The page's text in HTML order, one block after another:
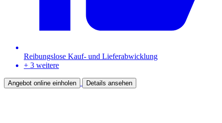
Reibungslose Kauf- und Lieferabwicklung
+ 3 weitere
Angebot online einholen Details ansehen